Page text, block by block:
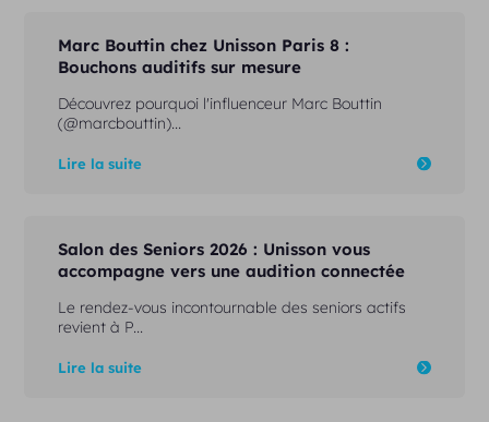
Marc Bouttin chez Unisson Paris 8 :
Bouchons auditifs sur mesure
Découvrez pourquoi l'influenceur Marc Bouttin
(@marcbouttin)...
Lire la suite
Salon des Seniors 2026 : Unisson vous
accompagne vers une audition connectée
Le rendez-vous incontournable des seniors actifs
revient à P...
Lire la suite